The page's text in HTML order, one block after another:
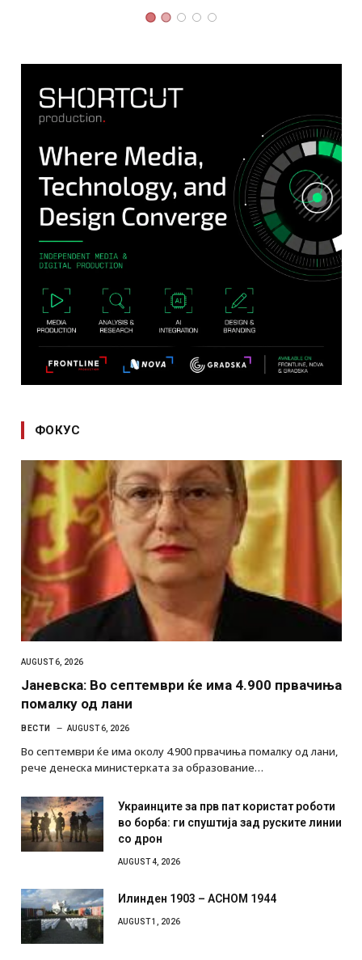
ФОКУС
AUGUST 6, 2026
Јаневска: Во септември ќе има 4.900 првачиња
помалку од лани
ВЕСТИ AUGUST 6, 2026
Во септември ќе има околу 4.900 првачиња помалку од лани,
рече денеска министерката за образование…
Украинците за прв пат користат роботи
во борба: ги спуштија зад руските линии
со дрон
AUGUST 4, 2026
Илинден 1903 – АСНОМ 1944
AUGUST 1, 2026